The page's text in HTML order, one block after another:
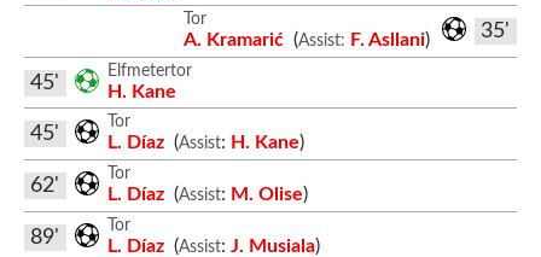
35'
Tor
A. Kramarić (Assist: F. Asllani)
Elfmetertor
H. Kane
45'
Tor
L. Díaz (Assist: H. Kane)
45'
Tor
L. Díaz (Assist: M. Olise)
62'
Tor
L. Díaz (Assist: J. Musiala)
89'